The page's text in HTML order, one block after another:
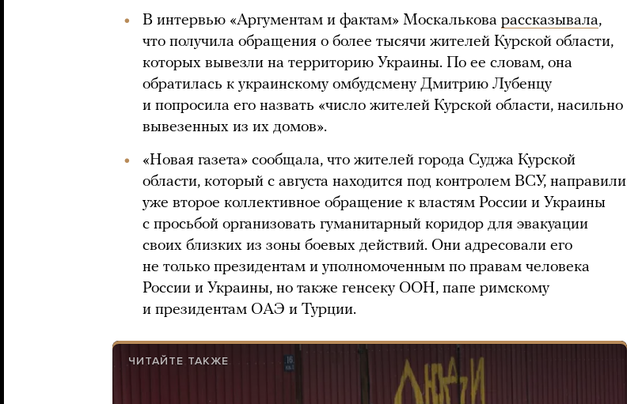
В интервью «Аргументам и фактам» Москалькова рассказывала,
что получила обращения о более тысячи жителей Курской области,
которых вывезли на территорию Украины. По ее словам, она
обратилась к украинскому омбудсмену Дмитрию Лубенцу
и попросила его назвать «число жителей Курской области, насильно
вывезенных из их домов».
«Новая газета» сообщала, что жителей города Суджа Курской
области, который с августа находится под контролем ВСУ, направили
уже второе коллективное обращение к властям России и Украины
с просьбой организовать гуманитарный коридор для эвакуации
своих близких из зоны боевых действий. Они адресовали его
не только президентам и уполномоченным по правам человека
России и Украины, но также генсеку ООН, папе римскому
и президентам ОАЭ и Турции.
ЧИТАЙТЕ ТАКЖЕ